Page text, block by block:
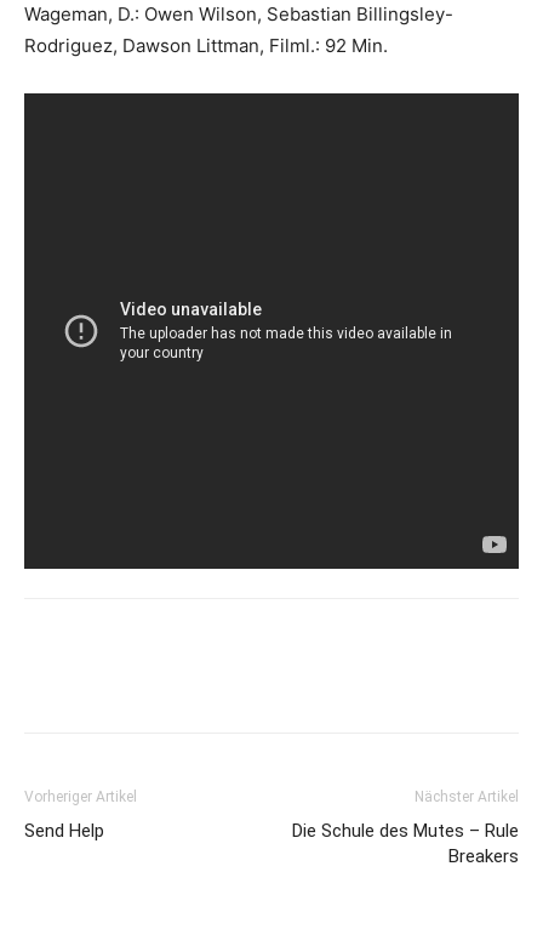
Wageman, D.: Owen Wilson, Sebastian Billingsley-
Rodriguez, Dawson Littman, Filml.: 92 Min.
Vorheriger Artikel
Send Help
Nächster Artikel
Die Schule des Mutes – Rule
Breakers